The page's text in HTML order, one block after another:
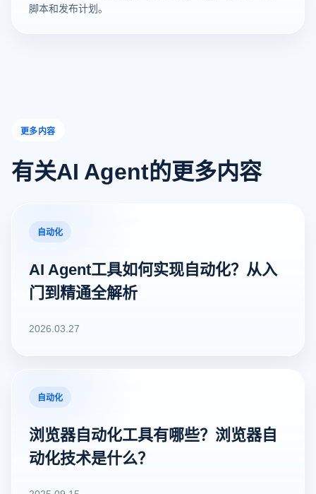
脚本和发布计划。
更多内容
有关AI Agent的更多内容
自动化
AI Agent工具如何实现自动化？从入
门到精通全解析
2026.03.27
自动化
浏览器自动化工具有哪些？浏览器自
动化技术是什么？